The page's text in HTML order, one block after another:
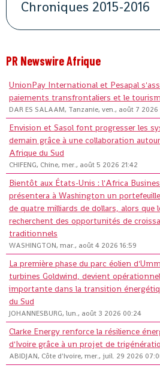
Chroniques 2015-2016
PR Newswire Afrique
UnionPay International et Pesapal
paiements transfrontaliers et le
DAR ES SALAAM, Tanzanie, ven., août 7
Envision et Sasol font progresser les
demain grâce à une collaboration
Afrique du Sud
CHIFENG, Chine, mer., août 5 2026 21:42
Bientôt aux États-Unis : l'Africa
présentera à Washington un
de quatre milliards de dollars, alors que
recherchent des opportunités de
traditionnels
WASHINGTON, mar., août 4 2026 16:59
La première phase du parc éolien
turbines Goldwind, devient
importante dans la transition
du Sud
JOHANNESBURG, lun., août 3 2026 00:24
Clarke Energy renforce la résilience
d'Ivoire grâce à un projet de
ABIDJAN, Côte d'Ivoire, mer., juil. 29 2026